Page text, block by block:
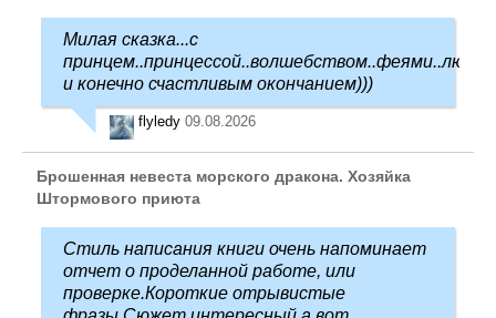
Милая сказка...с
и конечно счастливым окончанием)))
flyledy 09.08.2026
Брошенная невеста морского дракона. Хозяйка
Штормового приюта
Стиль написания книги очень напоминает
отчет о проделанной работе, или
проверке.Короткие отрывистые